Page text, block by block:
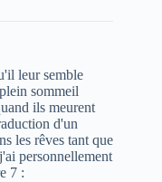
leur semble
sommeil
ils meurent
d'un
les rêves tant que
personnellement
7 :